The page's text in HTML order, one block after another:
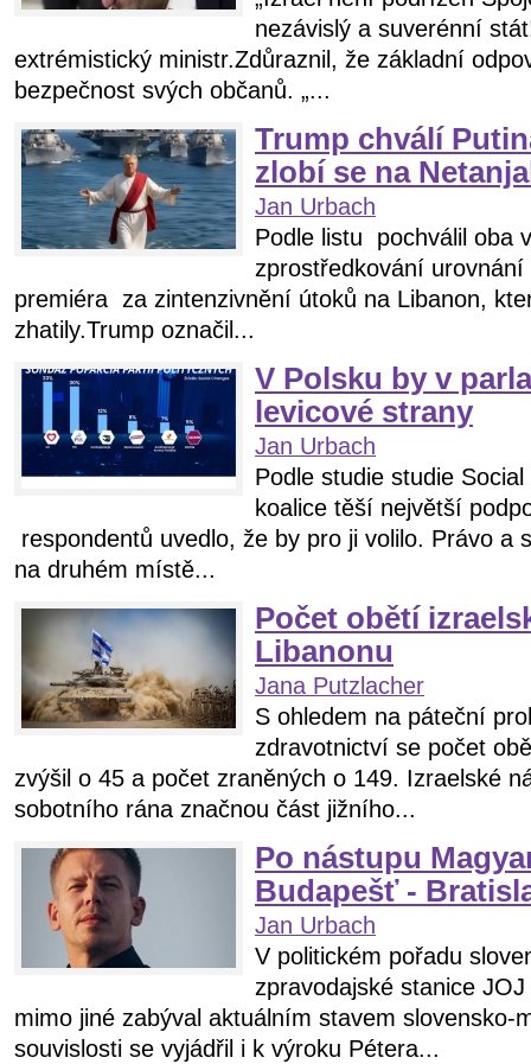
nezávislý a suverénní
extrémistický ministr.Zdůraznil, že základní
bezpečnost svých občanů. „...
Trump chválí
zlobí se na
Jan Urbach
Podle listu pochválil oba
zprostředkování
premiéra za zintenzivnění útoků na Libanon,
zhatily.Trump označil...
V Polsku by v
levicové strany
Jan Urbach
Podle studie studie
koalice těší největší
respondentů uvedlo, že by pro ji volilo. Právo a
na druhém místě...
Počet obětí
Libanonu
Jana Putzlacher
S ohledem na páteční
zdravotnictví se počet
zvýšil o 45 a počet zraněných o 149. Izraelské
sobotního rána značnou část jižního...
Po nástupu
Budapešť -
Jan Urbach
V politickém pořadu
zpravodajské stanice
mimo jiné zabýval aktuálním stavem slovensko-
souvislosti se vyjádřil i k výroku Pétera...